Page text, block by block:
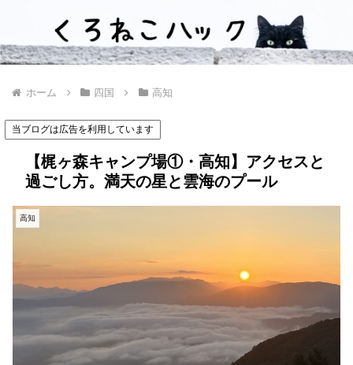
ホーム 四国 高知
当ブログは広告を利用しています
【梶ヶ森キャンプ場①・高知】アクセスと
過ごし方。満天の星と雲海のプール
高知